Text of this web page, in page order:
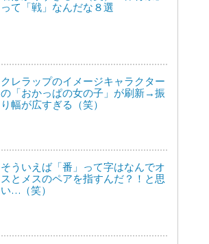
って「戦」なんだな８選
クレラップのイメージキャラクター
の「おかっぱの女の子」が刷新→振
り幅が広すぎる（笑）
そういえば「番」って字はなんでオ
スとメスのペアを指すんだ？！と思
い…（笑）